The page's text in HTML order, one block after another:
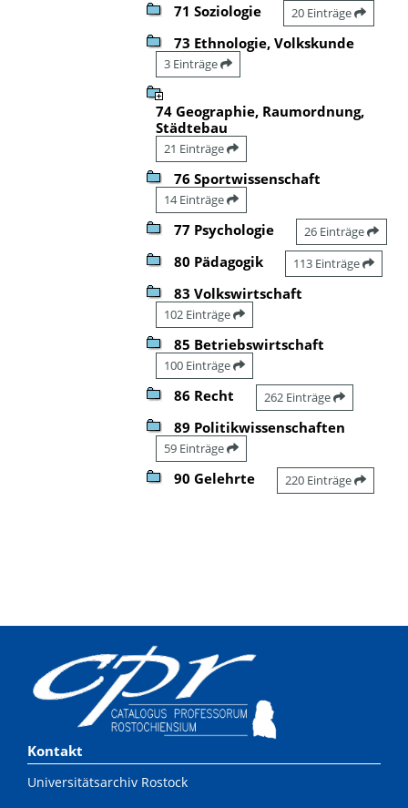
71 Soziologie 20 Einträge
73 Ethnologie, Volkskunde
3 Einträge
74 Geographie, Raumordnung,
Städtebau
21 Einträge
76 Sportwissenschaft
14 Einträge
77 Psychologie 26 Einträge
80 Pädagogik 113 Einträge
83 Volkswirtschaft
102 Einträge
85 Betriebswirtschaft
100 Einträge
86 Recht 262 Einträge
89 Politikwissenschaften
59 Einträge
90 Gelehrte 220 Einträge
Kontakt
Universitätsarchiv Rostock